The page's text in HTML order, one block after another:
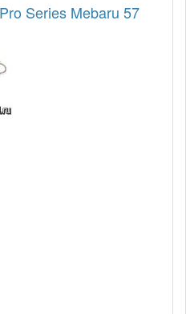
Series Mebaru 57